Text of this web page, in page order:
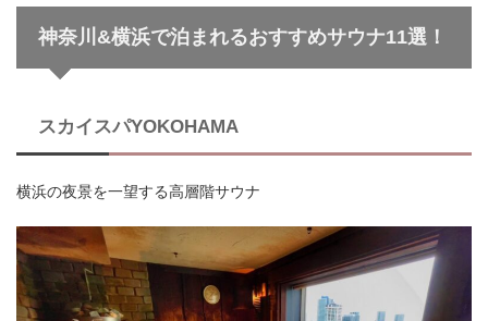
神奈川&横浜で泊まれるおすすめサウナ11選！
スカイスパYOKOHAMA
横浜の夜景を一望する高層階サウナ